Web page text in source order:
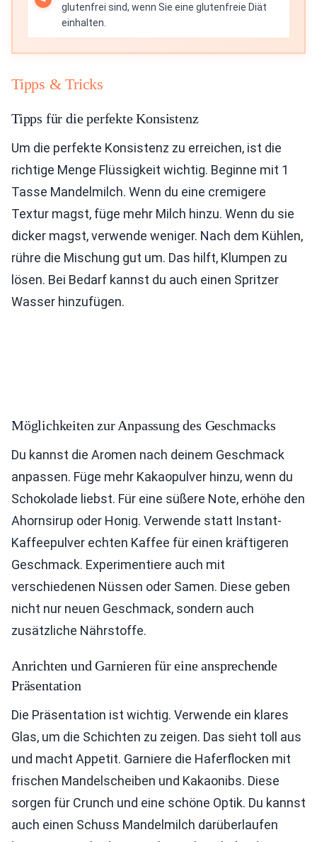
glutenfrei sind, wenn Sie eine glutenfreie Diät
einhalten.
Tipps & Tricks
Tipps für die perfekte Konsistenz
Um die perfekte Konsistenz zu erreichen, ist die
richtige Menge Flüssigkeit wichtig. Beginne mit 1
Tasse Mandelmilch. Wenn du eine cremigere
Textur magst, füge mehr Milch hinzu. Wenn du sie
dicker magst, verwende weniger. Nach dem Kühlen,
rühre die Mischung gut um. Das hilft, Klumpen zu
lösen. Bei Bedarf kannst du auch einen Spritzer
Wasser hinzufügen.
Möglichkeiten zur Anpassung des Geschmacks
Du kannst die Aromen nach deinem Geschmack
anpassen. Füge mehr Kakaopulver hinzu, wenn du
Schokolade liebst. Für eine süßere Note, erhöhe den
Ahornsirup oder Honig. Verwende statt Instant-
Kaffeepulver echten Kaffee für einen kräftigeren
Geschmack. Experimentiere auch mit
verschiedenen Nüssen oder Samen. Diese geben
nicht nur neuen Geschmack, sondern auch
zusätzliche Nährstoffe.
Anrichten und Garnieren für eine ansprechende
Präsentation
Die Präsentation ist wichtig. Verwende ein klares
Glas, um die Schichten zu zeigen. Das sieht toll aus
und macht Appetit. Garniere die Haferflocken mit
frischen Mandelscheiben und Kakaonibs. Diese
sorgen für Crunch und eine schöne Optik. Du kannst
auch einen Schuss Mandelmilch darüberlaufen